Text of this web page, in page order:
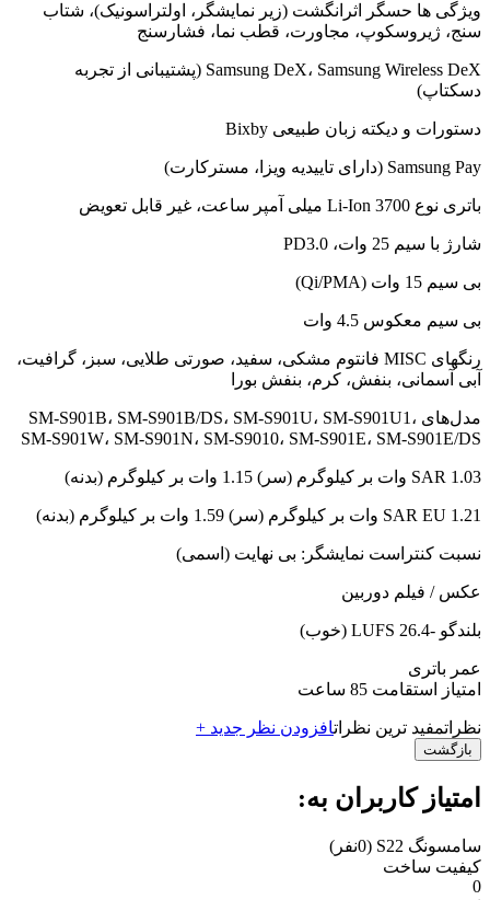
ویژگی ها حسگر اثرانگشت (زیر نمایشگر، اولتراسونیک)، شتاب
سنج، ژیروسکوپ، مجاورت، قطب نما، فشارسنج
Samsung DeX، Samsung Wireless DeX (پشتیبانی از تجربه
دسکتاپ)
دستورات و دیکته زبان طبیعی Bixby
Samsung Pay (دارای تاییدیه ویزا، مسترکارت)
باتری نوع Li-Ion 3700 میلی آمپر ساعت، غیر قابل تعویض
شارژ با سیم 25 وات، PD3.0
بی سیم 15 وات (Qi/PMA)
بی سیم معکوس 4.5 وات
رنگهای MISC فانتوم مشکی، سفید، صورتی طلایی، سبز، گرافیت،
آبی آسمانی، بنفش، کرم، بنفش بورا
مدل‌های SM-S901B، SM-S901B/DS، SM-S901U، SM-S901U1،
SM-S901W، SM-S901N، SM-S9010، SM-S901E، SM-S901E/DS
SAR 1.03 وات بر کیلوگرم (سر) 1.15 وات بر کیلوگرم (بدنه)
SAR EU 1.21 وات بر کیلوگرم (سر) 1.59 وات بر کیلوگرم (بدنه)
نسبت کنتراست نمایشگر: بی نهایت (اسمی)
عکس / فیلم دوربین
بلندگو -26.4 LUFS (خوب)
عمر باتری
امتیاز استقامت 85 ساعت
نظراتمفید ترین نظراتافزودن نظر جدید +
بازگشت
امتیاز کاربران به:
سامسونگ S22
(0نفر)
کیفیت ساخت
0